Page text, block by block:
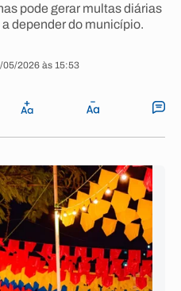
pode gerar multas diárias
depender do município.
05/2026 às 15:53